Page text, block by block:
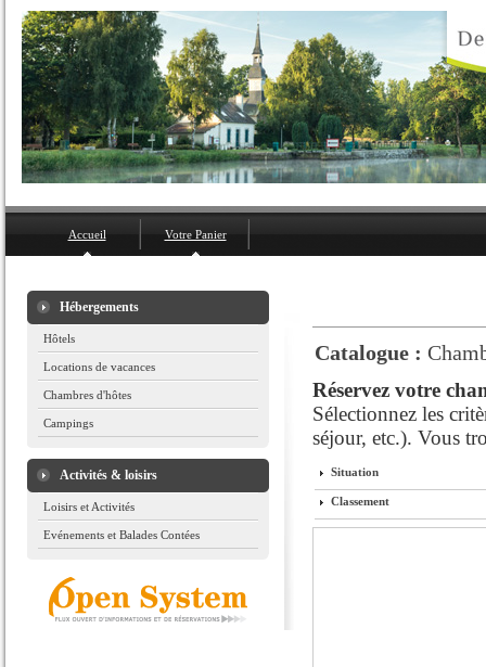
Accueil Votre Panier
Hébergements
Hôtels
Locations de vacances
Chambres d'hôtes
Campings
Activités & loisirs
Loisirs et Activités
Evénements et Balades Contées
Catalogue :
Réservez votre
Sélectionnez les
séjour, etc.). Vous
Situation
Classement